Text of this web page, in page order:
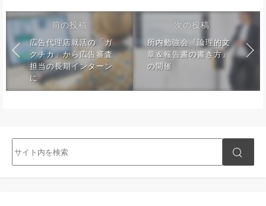
前の投稿
広告代理店就活の「ガ
クチカ」から広告審査
担当の長期インターン
に
次の投稿
所内勉強会『論理的文
章＆報告書の書き方』
の開催